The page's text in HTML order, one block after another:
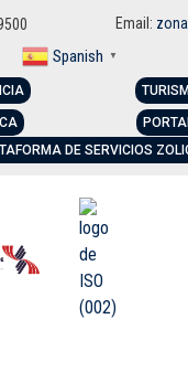
Email:
Spanish ▼
DE SERVICIOS